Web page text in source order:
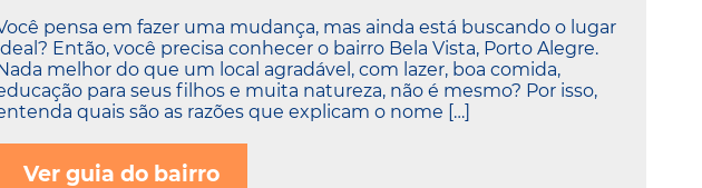
pensa em fazer uma mudança, mas ainda está buscando o lugar
Então, você precisa conhecer o bairro Bela Vista, Porto Alegre.
melhor do que um local agradável, com lazer, boa comida,
para seus filhos e muita natureza, não é mesmo? Por isso,
quais são as razões que explicam o nome […]
Ver guia do bairro